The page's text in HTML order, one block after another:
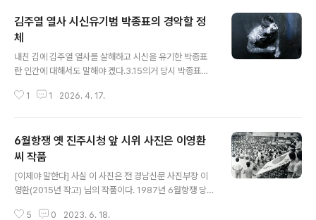
고 생각합니다. 예를 들어 '3.1운동'을 영어로 표기하면 '쓰
리포인트원 스포츠(또는 무브먼트)'가 되는데, 좀 웃기지
않나요? 게다가 3월 1일 하루만 일어난 사건이 아니라 수
개월 또는 일년 내내 일어났던 독립항쟁이었죠. 그래서 저
는 '기미독립항쟁' 정도가 어떨까 싶습니다.또 일관성도 없
죠. 3.1운동은 최초 시작일, 4.19는 마산3.15와 4.11을 거
김주열 열사 시신유기범 박종표의 경악할 정
체
내친 김에 김주열 열사를 살해하고 시신을 유기한 박종표
란 인간에 대해서도 말해야 겠다.3.15의거 당시 박종표는
박종표는 무학국민학교 앞 3000여 명의 시위대를 진압하
열이 죽었다.박종표는 이날 밤 10시경 교통주임으로부터
최루탄이 눈에 박힌 괴이한 형상의 시체를 발견했다는 말
을 듣고 손석래 마산경찰서장에게 보고해 "알아서 처리하
라"는 지시를 받았다. 그 길로 지프차에 김주열의 시신을
싣고 마산세관 앞 해변가에서 철사줄로 큰 돌을 가슴에 매
달아 바다에 던졌다. 이 과정은 이후 재판과정에서 박종표
1 1 2026. 4. 17.
6월항쟁 옛 진주시청 앞 시위 사진은 이영환
씨 작품
[이제야 말한다] 사실 이 사진은 전 경남신문 사진부장 이
영환(2015년 작고) 님의 작품이다. 1987년 6월항쟁 당시
5 0 2023. 6. 18.